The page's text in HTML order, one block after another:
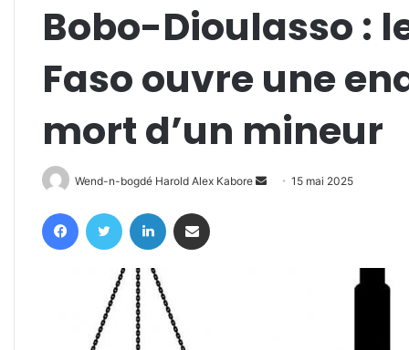
Bobo-Dioulasso :
Faso ouvre une
mort d’un mineur
Wend-n-bogdé Harold Alex Kabore
Envoyer15 mai 2025
FacebookTwitter Linkedin